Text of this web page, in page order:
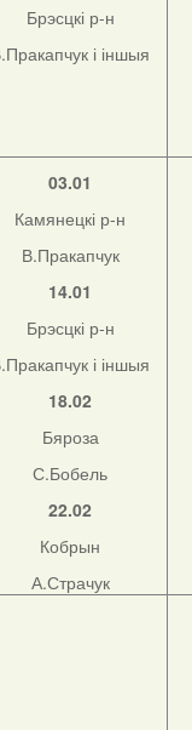
Брэсцкі р-н
і іншыя
03.01
Камянецкі р-н
В.Пракапчук
14.01
Брэсцкі р-н
і іншыя
18.02
Бяроза
С.Бобель
22.02
Кобрын
А.Страчук